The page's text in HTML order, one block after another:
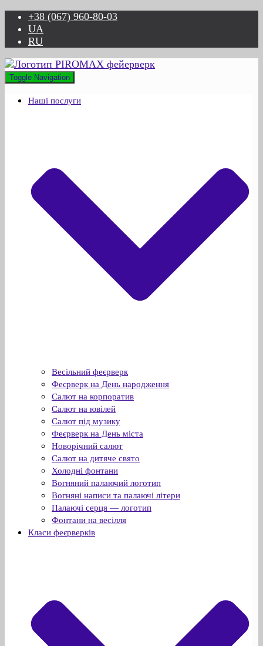
+38 (067) 960-80-03
UA
RU
Toggle Navigation
Наші послуги
Весільний феєрверк
Феєрверк на День народження
Салют на корпоратив
Салют на ювілей
Салют під музику
Феєрверк на День міста
Новорічний салют
Салют на дитяче свято
Холодні фонтани
Вогняний палаючий логотип
Вогняні написи та палаючі літери
Палаючі серця — логотип
Фонтани на весілля
Класи феєрверків